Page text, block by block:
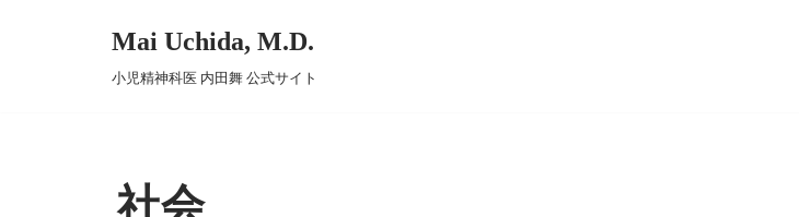
Mai Uchida, M.D.
小児精神科医 内田舞 公式サイト
社会